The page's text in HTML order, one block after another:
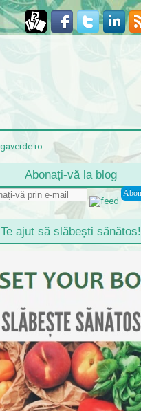
Abonați-vă la blog
Te ajut să slăbești sănătos!